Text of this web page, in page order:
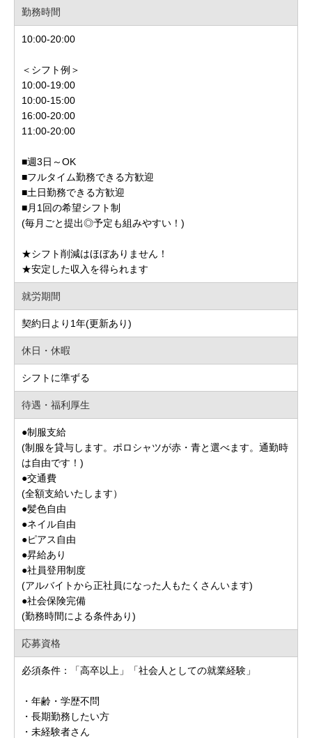
勤務時間
10:00-20:00
＜シフト例＞
10:00-19:00
10:00-15:00
16:00-20:00
11:00-20:00
■週3日～OK
■フルタイム勤務できる方歓迎
■土日勤務できる方歓迎
■月1回の希望シフト制
(毎月ごと提出◎予定も組みやすい！)
★シフト削減はほぼありません！
★安定した収入を得られます
就労期間
契約日より1年(更新あり)
休日・休暇
シフトに準ずる
待遇・福利厚生
●制服支給
(制服を貸与します。ポロシャツが赤・青と選べます。通勤時
は自由です！)
●交通費
(全額支給いたします）
●髪色自由
●ネイル自由
●ピアス自由
●昇給あり
●社員登用制度
(アルバイトから正社員になった人もたくさんいます)
●社会保険完備
(勤務時間による条件あり)
応募資格
必須条件：「高卒以上」「社会人としての就業経験」
・年齢・学歴不問
・長期勤務したい方
・未経験者さん